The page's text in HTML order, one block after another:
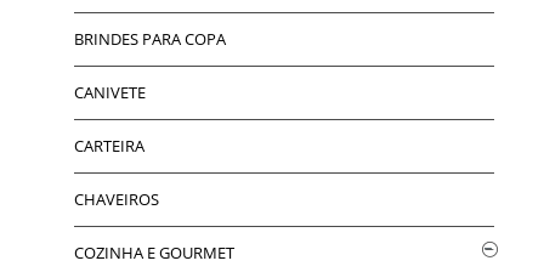
BRINDES PARA COPA
CANIVETE
CARTEIRA
CHAVEIROS
COZINHA E GOURMET